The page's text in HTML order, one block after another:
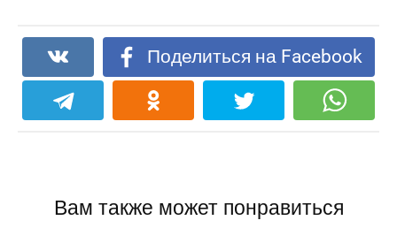
Поделиться на Facebook
Вам также может понравиться